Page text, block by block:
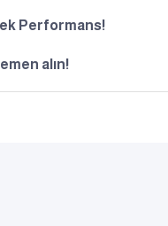
Performans!
alın!